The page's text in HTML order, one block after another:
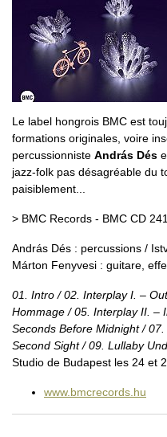
Le label hongrois BMC est
formations originales, voire
percussionniste András Dés
jazz-folk pas désagréable du
paisiblement...
> BMC Records - BMC CD
András Dés : percussions /
Márton Fenyvesi : guitare,
01. Intro / 02. Interplay I. –
Hommage / 05. Interplay II. –
Seconds Before Midnight /
Second Sight / 09. Lullaby
Studio de Budapest les 24 et
www.bmcrecords.hu